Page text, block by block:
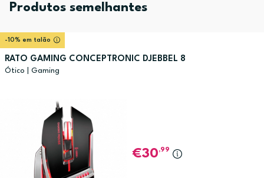
Produtos semelhantes
-10% em talão
RATO GAMING CONCEPTRONIC DJEBBEL 8
Ótico | Gaming
30,99